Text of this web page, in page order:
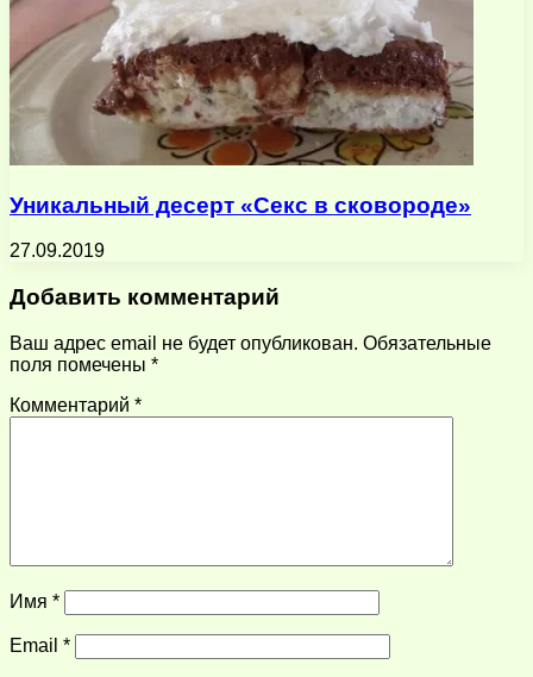
Уникальный десерт «Секс в сковороде»
27.09.2019
Добавить комментарий
Ваш адрес email не будет опубликован. Обязательные
поля помечены *
Комментарий *
Имя *
Email *